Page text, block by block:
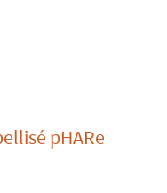
pHARe